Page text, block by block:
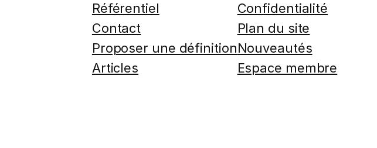
Référentiel
Contact
Proposer une définition
Articles
Confidentialité
Plan du site
Nouveautés
Espace membre